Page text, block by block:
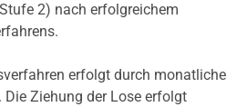
2) nach erfolgreichem
erfolgt durch monatliche
Die Ziehung der Lose erfolgt